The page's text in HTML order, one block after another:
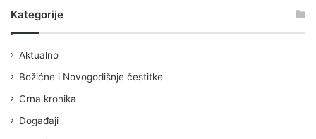
Kategorije
Aktualno
Božićne i Novogodišnje čestitke
Crna kronika
Događaji